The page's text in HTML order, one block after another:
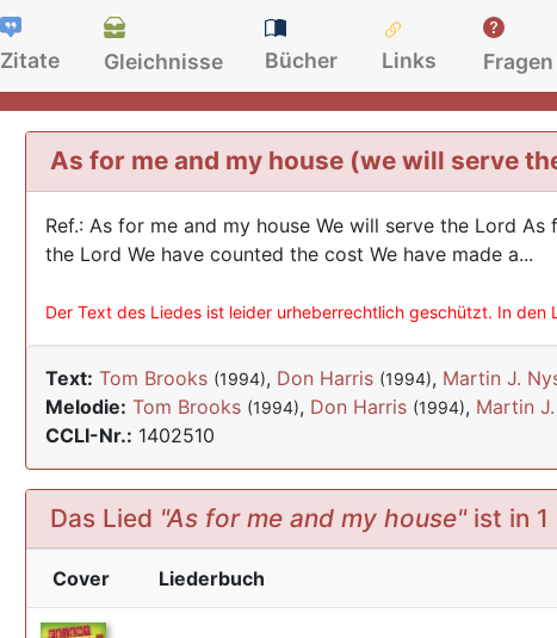
Zitate Gleichnisse Bücher Links Fragen
As for me and my house (we will serve
Ref.: As for me and my house We will serve the Lord
the Lord We have counted the cost We have made a...
Der Text des Liedes ist leider urheberrechtlich geschützt. In
Text: Tom Brooks (1994), Don Harris (1994), Martin J.
Melodie: Tom Brooks (1994), Don Harris (1994), Martin
CCLI-Nr.: 1402510
Das Lied "As for me and my house"ist in 1
Cover Liederbuch